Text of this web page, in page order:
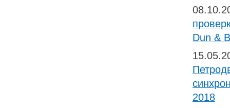
Dun &
2018